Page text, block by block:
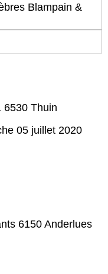
Blampain &
6530 Thuin
05 juillet 2020
6150 Anderlues